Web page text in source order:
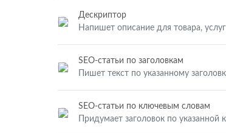
Дескриптор
Напишет описание для товара,
SEO-статьи по заголовкам
Пишет текст по указанному
SEO-статьи по ключевым словам
Придумает заголовок по